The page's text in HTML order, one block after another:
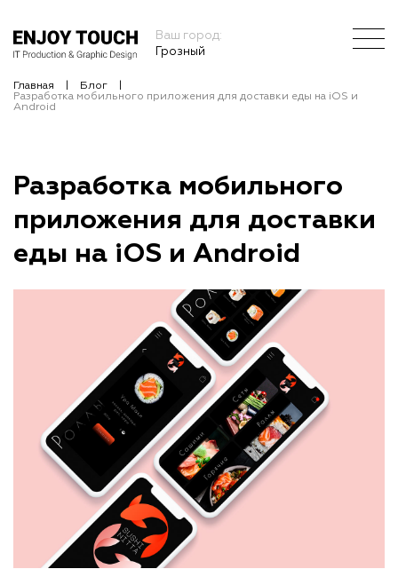
Ваш город:
Грозный
Главная
Блог
Разработка мобильного приложения для доставки еды на iOS и
Android
Разработка мобильного
приложения для доставки
еды на iOS и Android